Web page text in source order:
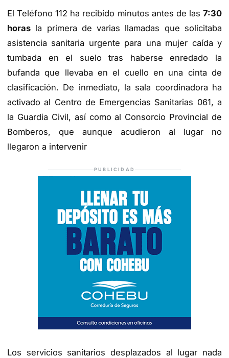
El Teléfono 112 ha recibido minutos antes de las 7:30
horas la primera de varias llamadas que solicitaba
asistencia sanitaria urgente para una mujer caída y
tumbada en el suelo tras haberse enredado la
bufanda que llevaba en el cuello en una cinta de
clasificación. De inmediato, la sala coordinadora ha
activado al Centro de Emergencias Sanitarias 061, a
la Guardia Civil, así como al Consorcio Provincial de
Bomberos, que aunque acudieron al lugar no
llegaron a intervenir
PUBLICIDAD
Los servicios sanitarios desplazados al lugar nada